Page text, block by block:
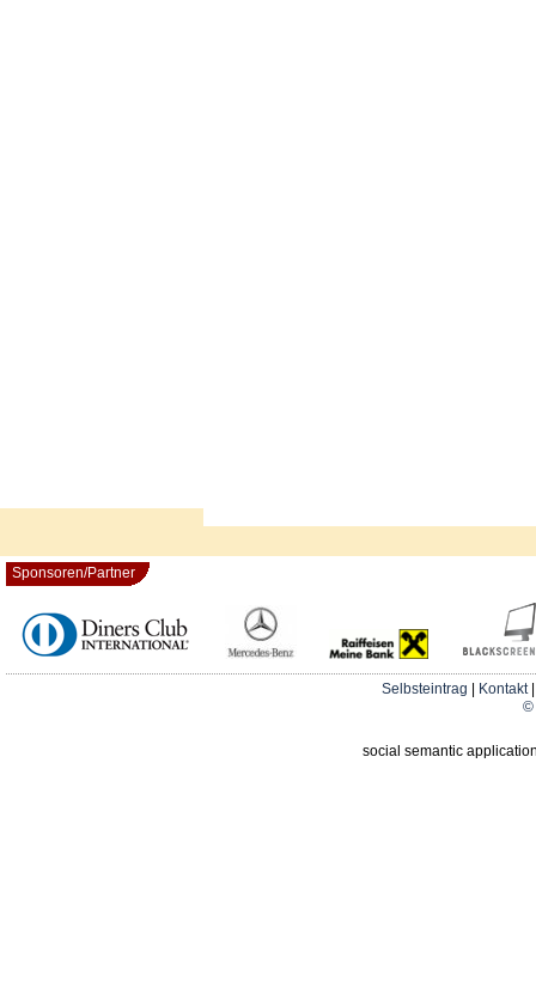
Sponsoren/Partner
Selbsteintrag Kontakt
©
social semantic